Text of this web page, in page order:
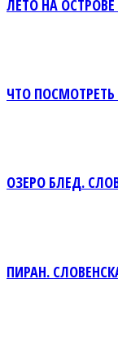
ЛЕТО НА
ЧТО
ОЗЕРО БЛЕД.
ПИРАН.